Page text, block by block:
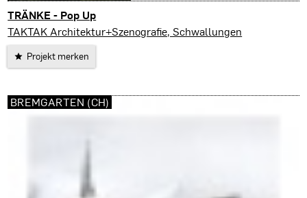
TRÄNKE - Pop Up
Kaunas
TAKTAK Architektur+Szenografie, Schwallungen
Projekt merken
BREMGARTEN (CH)